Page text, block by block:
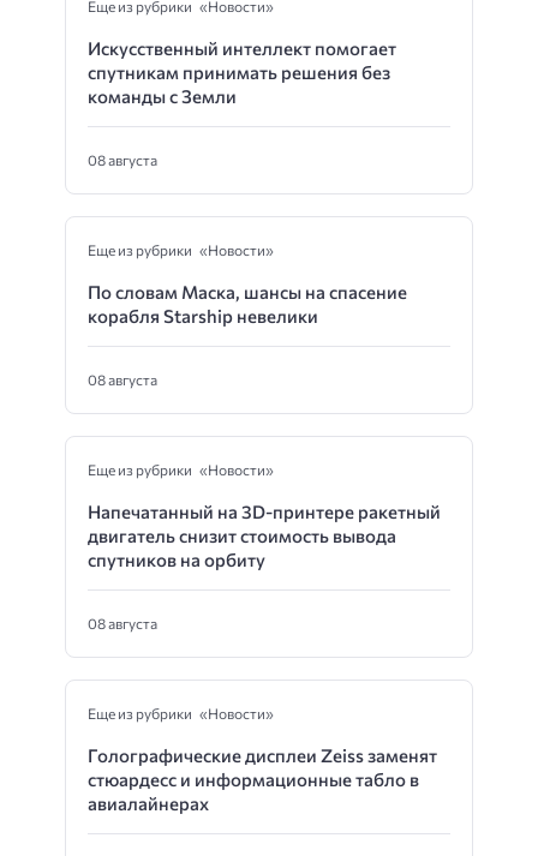
Еще из рубрики «Новости»
Искусственный интеллект помогает
спутникам принимать решения без
команды с Земли
08 августа
Еще из рубрики «Новости»
По словам Маска, шансы на спасение
корабля Starship невелики
08 августа
Еще из рубрики «Новости»
Напечатанный на 3D-принтере ракетный
двигатель снизит стоимость вывода
спутников на орбиту
08 августа
Еще из рубрики «Новости»
Голографические дисплеи Zeiss заменят
стюардесс и информационные табло в
авиалайнерах